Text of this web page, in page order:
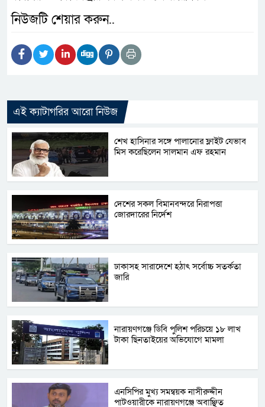
নিউজটি শেয়ার করুন..
এই ক্যাটাগরির আরো নিউজ
শেখ হাসিনার সঙ্গে পালানোর ফ্লাইট যেভাব
মিস করেছিলেন সালমান এফ রহমান
দেশের সকল বিমানবন্দরে নিরাপত্তা
জোরদারের নির্দেশ
ঢাকাসহ সারাদেশে হঠাৎ সর্বোচ্চ সতর্কতা
জা‌রি
নারায়ণগঞ্জে ডিবি পুলিশ পরিচয়ে ১৮ লাখ
টাকা ছিনতাইয়ের অভিযোগে মামলা
এনসিপির মুখ্য সমন্বয়ক নাসীরুদ্দীন
পাটওয়ারীকে নারায়ণগঞ্জে অবাঞ্ছিত